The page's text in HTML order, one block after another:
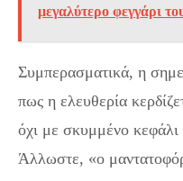
μεγαλύτερο φεγγάρι
Συμπερασματικά, η
πως η ελευθερία
όχι με σκυμμένο
Άλλωστε, «ο